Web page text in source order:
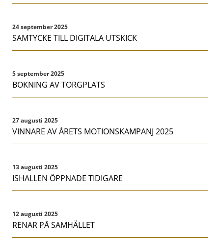
24 september 2025
SAMTYCKE TILL DIGITALA UTSKICK
5 september 2025
BOKNING AV TORGPLATS
27 augusti 2025
VINNARE AV ÅRETS MOTIONSKAMPANJ 2025
13 augusti 2025
ISHALLEN ÖPPNADE TIDIGARE
12 augusti 2025
RENAR PÅ SAMHÄLLET